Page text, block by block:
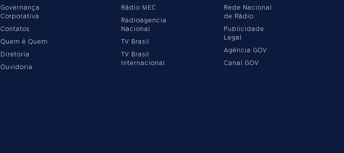
Governança
Corporativa
Contatos
Quem é Quem
Diretoria
Ouvidoria
Rádio MEC
Radioagencia
Nacional
TV Brasil
TV Brasil
Internacional
Rede Nacional
de Rádio
Publicidade
Legal
Agência GOV
Canal GOV